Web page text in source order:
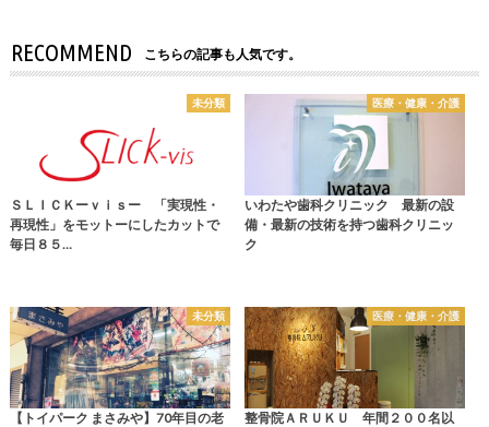
RECOMMEND こちらの記事も人気です。
未分類
ＳＬＩＣＫーｖｉｓー 「実現性・
再現性」をモットーにしたカットで
毎日８５…
医療・健康・介護
いわたや歯科クリニック 最新の設
備・最新の技術を持つ歯科クリニッ
ク
未分類
【トイパーク まさみや】70年目の老
医療・健康・介護
整骨院ＡＲＵＫＵ 年間２００名以